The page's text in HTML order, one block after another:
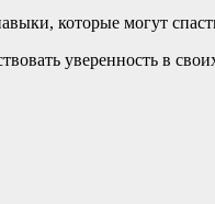
которые могут
уверенность в